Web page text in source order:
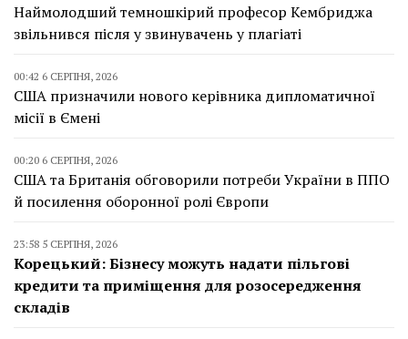
Наймолодший темношкірий професор Кембриджа
звільнився після у звинувачень у плагіаті
00:42 6 СЕРПНЯ, 2026
США призначили нового керівника дипломатичної
місії в Ємені
00:20 6 СЕРПНЯ, 2026
США та Британія обговорили потреби України в ППО
й посилення оборонної ролі Європи
23:58 5 СЕРПНЯ, 2026
Корецький: Бізнесу можуть надати пільгові
кредити та приміщення для розосередження
складів